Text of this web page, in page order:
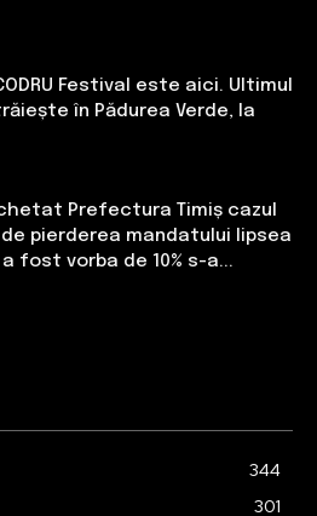
Festival este aici. Ultimul
în Pădurea Verde, la
Prefectura Timiș cazul
pierderea mandatului lipsea
fost vorba de 10% s-a...
344
301